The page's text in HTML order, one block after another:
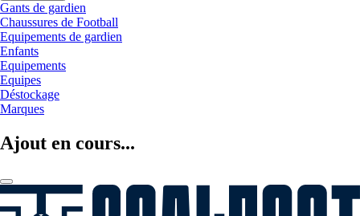
Gants de gardien
Chaussures de Football
Equipements de gardien
Enfants
Equipements
Equipes
Déstockage
Marques
Ajout en cours...